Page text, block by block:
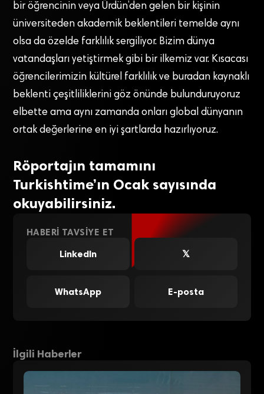
bir öğrencinin veya Ürdün’den gelen bir kişinin
üniversiteden akademik beklentileri temelde aynı
olsa da özelde farklılık sergiliyor. Bizim dünya
vatandaşları yetiştirmek gibi bir ilkemiz var. Kısacası
öğrencilerimizin kültürel farklılık ve buradan kaynaklı
beklenti çeşitliliklerini göz önünde bulunduruyoruz
elbette ama aynı zamanda onları global dünyanın
ortak değerlerine en iyi şartlarda hazırlıyoruz.
Röportajın tamamını
Turkishtime’ın Ocak sayısında
okuyabilirsiniz.
HABERI TAVSIYE ET
LinkedIn
𝕏
WhatsApp E-posta
İlgili Haberler